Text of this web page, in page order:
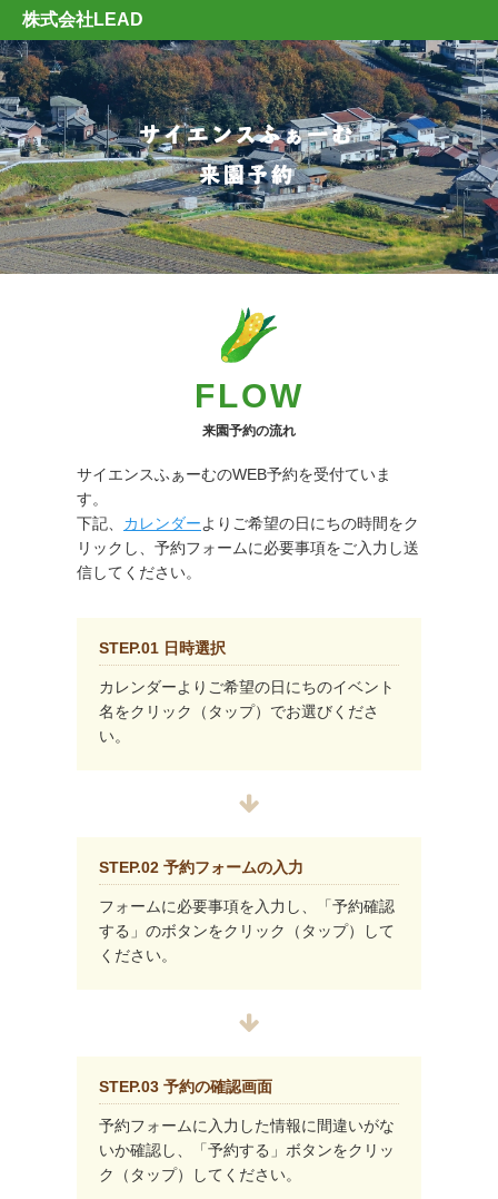
株式会社LEAD
FLOW
来園予約の流れ
サイエンスふぁーむのWEB予約を受付ていま
す。
下記、 カレンダーよりご希望の日にちの時間をク
リックし、予約フォームに必要事項をご入力し送
信してください。
STEP.01 日時選択
カレンダーよりご希望の日にちのイベント
名をクリック（タップ）でお選びくださ
い。
STEP.02 予約フォームの入力
フォームに必要事項を入力し、「予約確認
する」のボタンをクリック（タップ）して
ください。
STEP.03 予約の確認画面
予約フォームに入力した情報に間違いがな
いか確認し、「予約する」ボタンをクリッ
ク（タップ）してください。